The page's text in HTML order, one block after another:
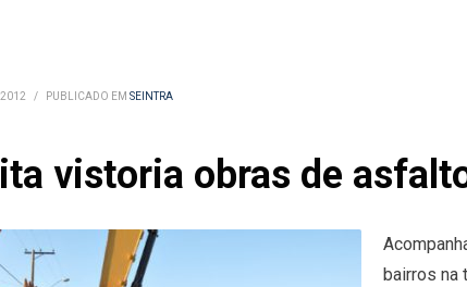
/ PUBLICADO EM SEINTRA
vistoria obras de
bairros na